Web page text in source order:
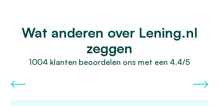
Wat anderen over Lening.nl
zeggen
1004 klanten beoordelen ons met een 4.4/5